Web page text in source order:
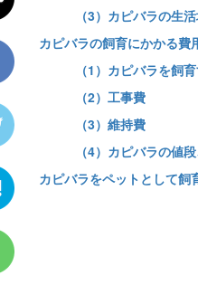
（3）カピバラの生
カピバラの飼育にかかる費
（1）カピバラを飼
（2）工事費
（3）維持費
（4）カピバラの値
カピバラをペットとして飼